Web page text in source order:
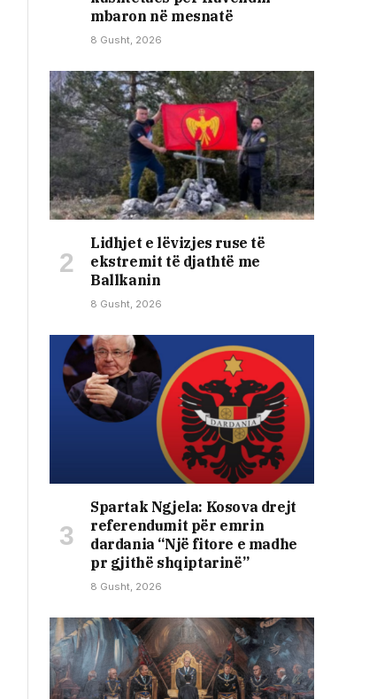
mbaron në mesnatë
8 Gusht, 2026
Lidhjet e lëvizjes ruse të
ekstremit të djathtë me
Ballkanin
8 Gusht, 2026
Spartak Ngjela: Kosova drejt
referendumit për emrin
dardania “Një fitore e madhe
pr gjithë shqiptarinë”
8 Gusht, 2026